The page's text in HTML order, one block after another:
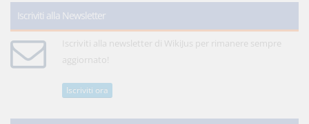
Iscriviti alla Newsletter
Iscriviti alla newsletter di WikiJus per rimanere sempre
aggiornato!
Iscriviti ora